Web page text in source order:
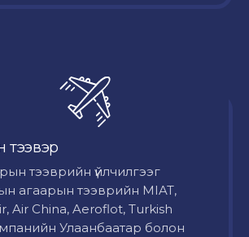
тээвэр
тээврийн үйлчилгээг
агаарын тээврийн MIAT,
Air China, Aeroflot, Turkish
Улаанбаатар болон